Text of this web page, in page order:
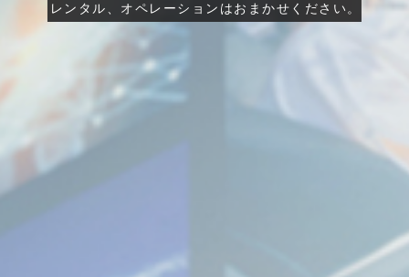
レンタル、オペレーションはおまかせください。
レンタル、オペレーションはおまかせください。
レンタル、オペレーションはおまかせください。
レンタル、オペレーションはおまかせください。
レンタル、オペレーションはおまかせください。
レンタル、オペレーションはおまかせください。